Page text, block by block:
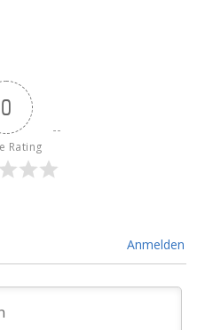
0
Rating
Anmelden